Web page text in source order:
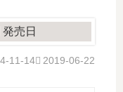
2019-06-22
11-14